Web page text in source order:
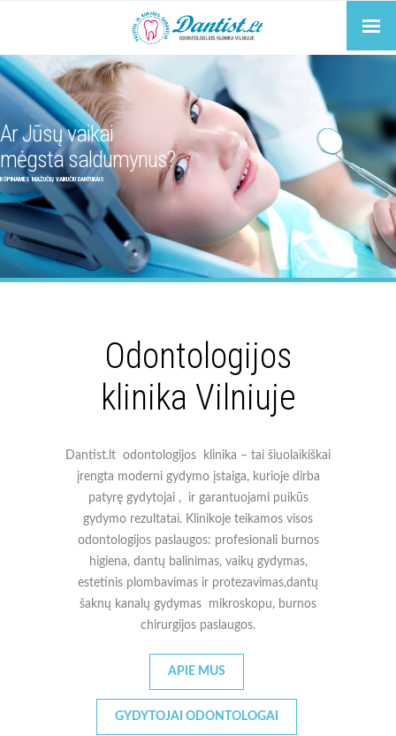
Ar Jūsų vaikai
mėgsta saldumynus?
RŪPINAMES MAŽUČIŲ VAIKUČIU DANTUKAIS
Odontologijos
klinika Vilniuje
Dantist.lt odontologijos klinika – tai šiuolaikiškai
įrengta moderni gydymo įstaiga, kurioje dirba
patyrę gydytojai , ir garantuojami puikūs
gydymo rezultatai. Klinikoje teikamos visos
odontologijos paslaugos: profesionali burnos
higiena, dantų balinimas, vaikų gydymas,
estetinis plombavimas ir protezavimas,dantų
šaknų kanalų gydymas mikroskopu, burnos
chirurgijos paslaugos.
APIE MUS
GYDYTOJAI ODONTOLOGAI